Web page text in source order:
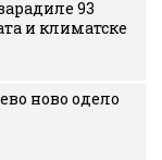
93
и климатске
ново одело